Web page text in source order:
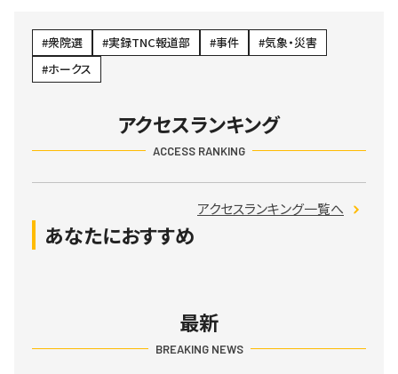
衆院選 実録TNC報道部 事件
気象・災害
ホークス
アクセスランキング
ACCESS RANKING
アクセスランキング一覧へ
あなたにおすすめ
最新
BREAKING NEWS